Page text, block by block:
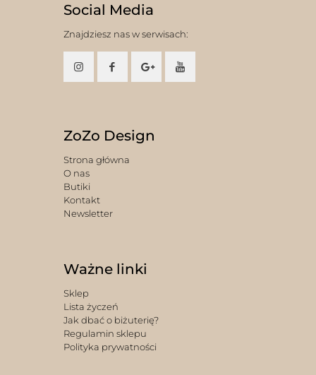
Social Media
Znajdziesz nas w serwisach:
ZoZo Design
Strona główna
O nas
Butiki
Kontakt
Newsletter
Ważne linki
Sklep
Lista życzeń
Jak dbać o biżuterię?
Regulamin sklepu
Polityka prywatności